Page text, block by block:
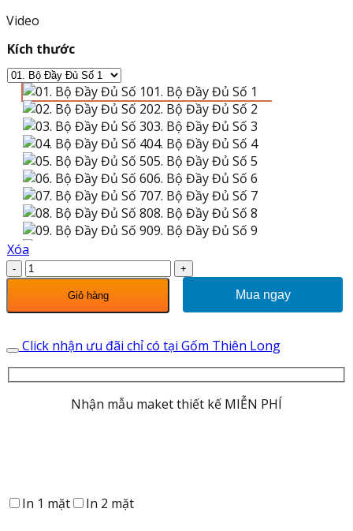
Video
Kích thước
01. Bộ Đầy Đủ Số 1
02. Bộ Đầy Đủ Số 2
03. Bộ Đầy Đủ Số 3
04. Bộ Đầy Đủ Số 4
05. Bộ Đầy Đủ Số 5
06. Bộ Đầy Đủ Số 6
07. Bộ Đầy Đủ Số 7
08. Bộ Đầy Đủ Số 8
09. Bộ Đầy Đủ Số 9
11. Bộ Đầy Đủ Số 11
12. Bộ Đầy Đủ Số 12
Xóa
Bộ
Bát
Quà
Đào
Hồng
686206
Giỏ hàng Mua ngay
Click nhận ưu đãi chỉ có tại Gốm Thiên Long
Nhận mẫu maket thiết kế MIỄN PHÍ
In 1 mặt In 2 mặt